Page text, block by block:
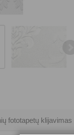
fototapetų klijavimas